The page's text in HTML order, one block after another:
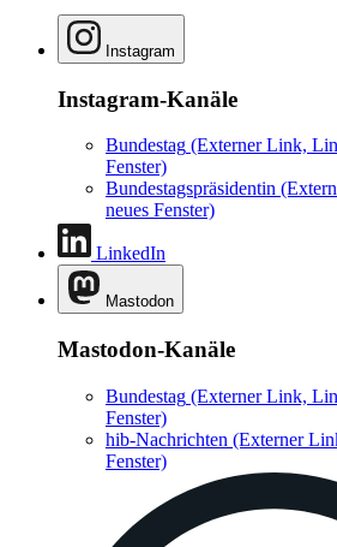
Instagram
Instagram-Kanäle
Bundestag (Externer Link,
Fenster)
Bundestagspräsidentin
neues Fenster)
LinkedIn
Mastodon
Mastodon-Kanäle
Bundestag (Externer Link,
Fenster)
hib-Nachrichten (Externer
Fenster)